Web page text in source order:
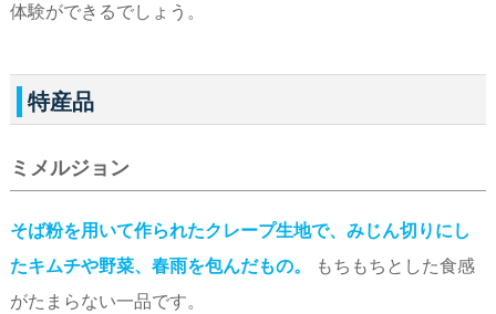
体験ができるでしょう。
特産品
ミメルジョン
そば粉を用いて作られたクレープ生地で、みじん切りにし
たキムチや野菜、春雨を包んだもの。
もちもちとした食感
がたまらない一品です。